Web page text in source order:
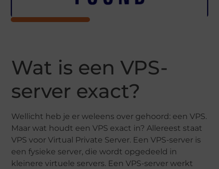
Wat is een VPS-
server exact?
Wellicht heb je er weleens over gehoord: een VPS.
Maar wat houdt een VPS exact in? Allereest staat
VPS voor Virtual Private Server. Een VPS-server is
een fysieke server, die wordt opgedeeld in
kleinere virtuele servers. Een VPS-server werkt